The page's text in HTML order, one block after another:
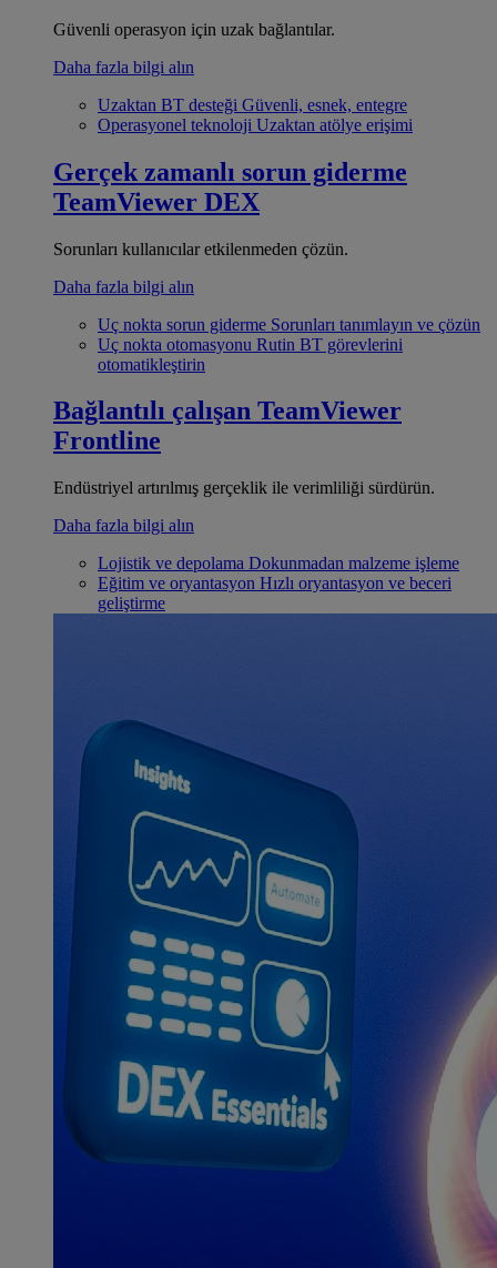
Güvenli operasyon için uzak bağlantılar.
Daha fazla bilgi alın
Uzaktan BT desteği Güvenli, esnek, entegre
Operasyonel teknoloji Uzaktan atölye erişimi
Gerçek zamanlı sorun giderme
TeamViewer DEX
Sorunları kullanıcılar etkilenmeden çözün.
Daha fazla bilgi alın
Uç nokta sorun giderme Sorunları tanımlayın ve çözün
Uç nokta otomasyonu Rutin BT görevlerini
otomatikleştirin
Bağlantılı çalışan TeamViewer
Frontline
Endüstriyel artırılmış gerçeklik ile verimliliği sürdürün.
Daha fazla bilgi alın
Lojistik ve depolama Dokunmadan malzeme işleme
Eğitim ve oryantasyon Hızlı oryantasyon ve beceri
geliştirme